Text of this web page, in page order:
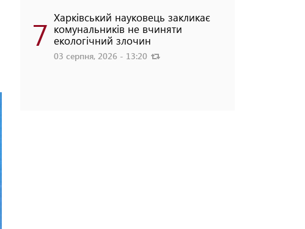
7 Харківський науковець закликає
комунальників не вчиняти
екологічний злочин
03 серпня, 2026 - 13:20